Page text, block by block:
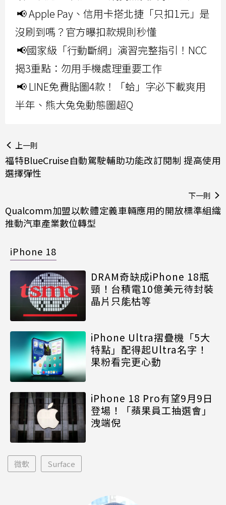
📢 Apple Pay、信用卡搭北捷「只扣1元」是
沒刷到嗎？官方曝扣款規則秒懂
📢國家級「行動斷網」演習完整指引！NCC
揭3重點：勿用手機處理重要工作
📢 LINE免費貼圖4款！「蛤」字必下載爽用
半年、熊大兔兔動態圖超Q
上一則
福特BlueCruise自動駕駛輔助功能改訂閱制 提高使用
選擇彈性
下一則
Qualcomm加盟以軟體定義車輛應用的開放標準組織
推動汽車產業數位轉型
iPhone 18
DRAM奇缺成iPhone 18瓶
頸！台積電10億美元待封裝
晶片只能枯等
iPhone Ultra摺疊機「5大
特點」配得起Ultra名字！
果粉看完更心動
iPhone 18 Pro有望9月9日
登場！「蘋果員工抽選會」
洩端倪
微軟 Surface